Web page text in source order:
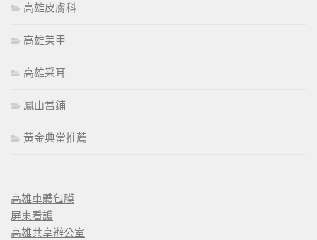
高雄皮膚科
高雄美甲
高雄采耳
鳳山當鋪
黃金典當推薦
高雄車體包膜
屏東看護
高雄共享辦公室